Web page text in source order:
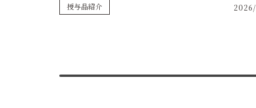
授与品紹介 2026/